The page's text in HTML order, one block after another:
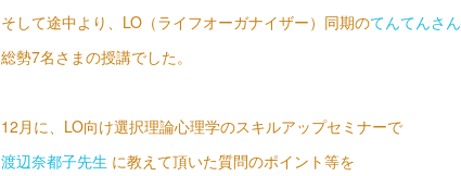
そして途中より、LO（ライフオーガナイザー）同期のてんてんさん
総勢7名さまの授講でした。
12月に、LO向け選択理論心理学のスキルアップセミナーで
渡辺奈都子先生 に教えて頂いた質問のポイント等を